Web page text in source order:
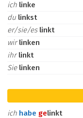
ich linke
du linkst
er/sie/es linkt
wirlinken
ihrlinkt
Sie linken
ich habe gelinkt